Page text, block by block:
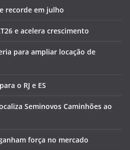
recorde em julho
e acelera crescimento
para ampliar locação de
o RJ e ES
Seminovos Caminhões ao
força no mercado